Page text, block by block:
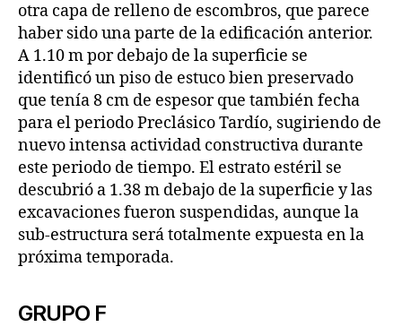
otra capa de relleno de escombros, que parece
haber sido una parte de la edificación anterior.
A 1.10 m por debajo de la superficie se
identificó un piso de estuco bien preservado
que tenía 8 cm de espesor que también fecha
para el periodo Preclásico Tardío, sugiriendo de
nuevo intensa actividad constructiva durante
este periodo de tiempo. El estrato estéril se
descubrió a 1.38 m debajo de la superficie y las
excavaciones fueron suspendidas, aunque la
sub-estructura será totalmente expuesta en la
próxima temporada.
GRUPO F